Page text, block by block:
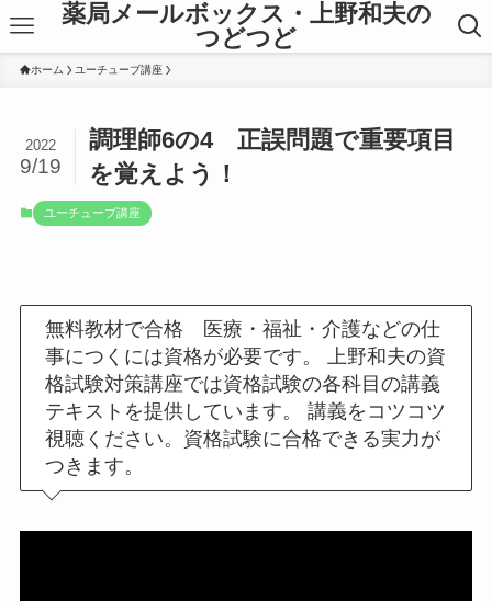
薬局メールボックス・上野和夫の
つどつど
ホーム ユーチューブ講座
調理師6の4 正誤問題で重要項目
を覚えよう！
2022
9/19
ユーチューブ講座
無料教材で合格 医療・福祉・介護などの仕
事につくには資格が必要です。 上野和夫の資
格試験対策講座では資格試験の各科目の講義
テキストを提供しています。 講義をコツコツ
視聴ください。資格試験に合格できる実力が
つきます。